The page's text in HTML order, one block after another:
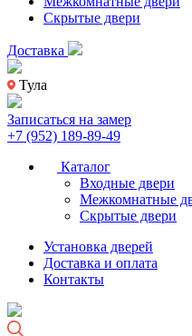
Скрытые двери
Доставка
Тула
Записаться на замер
+7 (952) 189-89-49
Каталог
Входные двери
Межкомнатные
Скрытые двери
Установка дверей
Доставка и оплата
Контакты